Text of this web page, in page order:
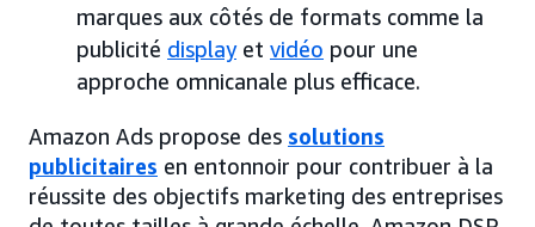
marques aux côtés de formats comme la
publicité displayet vidéo pour une
approche omnicanale plus efficace.
Amazon Ads propose des solutions
publicitaires en entonnoir pour contribuer à la
réussite des objectifs marketing des entreprises